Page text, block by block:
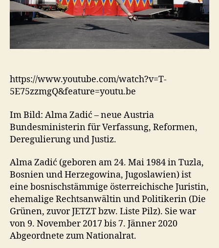
https://www.youtube.com/watch?v=T-
5E75zzmgQ&feature=youtu.be
Im Bild: Alma Zadić – neue Austria
Bundesministerin für Verfassung, Reformen,
Deregulierung und Justiz.
Alma Zadić (geboren am 24. Mai 1984 in Tuzla,
Bosnien und Herzegowina, Jugoslawien) ist
eine bosnischstämmige österreichische Juristin,
ehemalige Rechtsanwältin und Politikerin (Die
Grünen, zuvor JETZT bzw. Liste Pilz). Sie war
von 9. November 2017 bis 7. Jänner 2020
Abgeordnete zum Nationalrat.